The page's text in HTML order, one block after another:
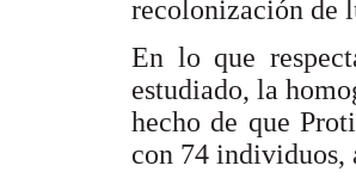
recolonización de
En lo que
estudiado, la
hecho de que
con 74 individuos,